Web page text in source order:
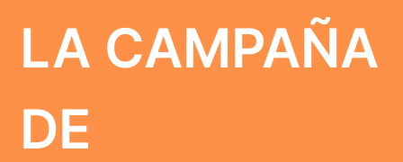
LA CAMPAÑA
DE